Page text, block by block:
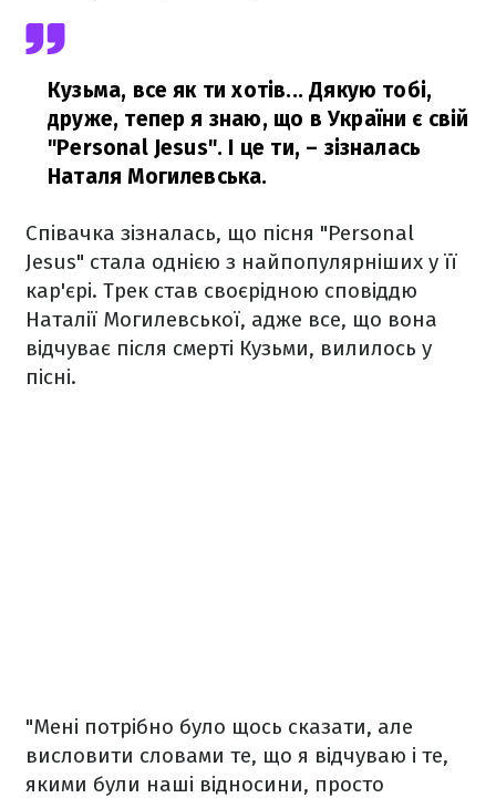
Кузьма, все як ти хотів... Дякую тобі,
друже, тепер я знаю, що в України є свій
"Personal Jesus". І це ти, – зізналась
Наталя Могилевська.
Співачка зізналась, що пісня "Personal
Jesus" стала однією з найпопулярніших у її
кар'єрі. Трек став своєрідною сповіддю
Наталії Могилевської, адже все, що вона
відчуває після смерті Кузьми, вилилось у
пісні.
"Мені потрібно було щось сказати, але
висловити словами те, що я відчуваю і те,
якими були наші відносини, просто